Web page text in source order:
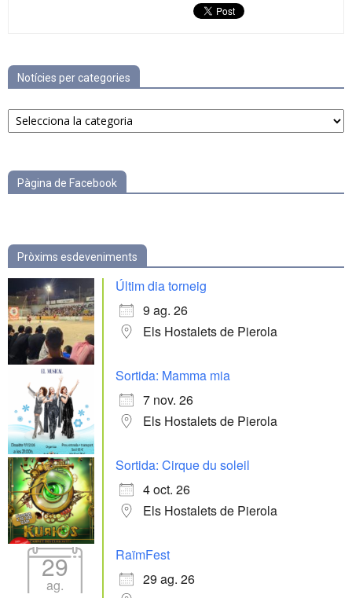
Notícies per categories
Notícies
per
Pàgina de Facebook
Pròxims esdeveniments
Últim dia torneig
9 ag. 26
Els Hostalets de Pierola
Sortida: Mamma mia
7 nov. 26
Els Hostalets de Pierola
Sortida: Cirque du soleil
4 oct. 26
Els Hostalets de Pierola
29
ag.
RaïmFest
29 ag. 26